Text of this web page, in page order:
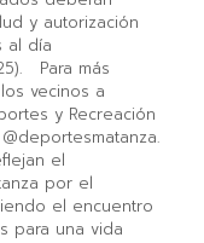
y autorización
al día
Para más
vecinos a
y Recreación
el
por el
el encuentro
para una vida